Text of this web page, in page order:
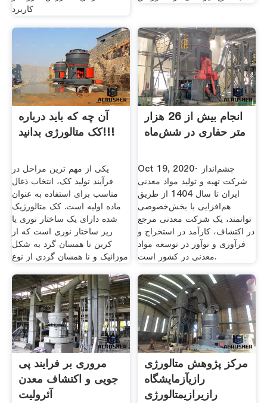
کاربرد
آن چه که باید درباره
کک متالورژی بدانید!!!
یکی از مهم ترین مراحل در
فرآیند تولید کک، انتخاب ذغال
مناسب برای استفاده به عنوان
ماده اولیه است. کک متالورژیک
شده دارای یک ساختار نوری یا
ریز ساختار نوری است که از
کربن نا همسان گرد به شکل
موزائیک و نا همسان گردی از نوع
انجام بیش از 26 هزار
متر حفاری در شش‌ماه
Oct 19, 2020· چشم‌انداز
شرکت تهیه و تولید مواد معدنی
ایران تا سال 1404 از طریق
هم‌افزایی با بخش‌خصوصی
توانمند، یک شرکت معدنی مرجع
در اکتشاف، کارآمد در استخراج و
فرآوری و نوآور در توسعه مواد
معدنی در کشور است.
مروری بر فرایند پی
جویی و اکتشاف معدن
آئرولیت
مرکز پژوهش متالورژی
رازیآزمایشگاه
رازیرازیمتالورژی